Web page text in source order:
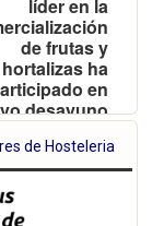
líder en la
de frutas y
hortalizas ha
en
desayuno
en
Envase y
de Hosteleria